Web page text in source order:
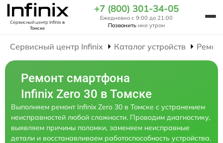
Сервисный центр Infinixв
Томске
+7 (800) 301-34-05
Ежедневно с 9:00 до 21:00
Позвонить мне утром
Сервисный центр Infinix Каталог устройств
Ремонт смартфона
Infinix Zero 30 в Томске
Выполняем ремонт Infinix Zero 30 в Томске с устранением
неисправностей любой сложности. Проводим диагностику,
выявляем причины поломки, заменяем неисправные
детали и восстанавливаем работоспособность устройства.